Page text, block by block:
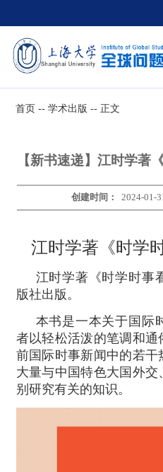
首页 -- 学术出版 -- 正文
【新书速递】江时学著
创建时间： 2024-01-
江时学著《时学
江时学著《时学时事
版社出版。
本书是一本关于国际
者以轻松活泼的笔调和
前国际时事新闻中的若
大量与中国特色大国外
别研究有关的知识。